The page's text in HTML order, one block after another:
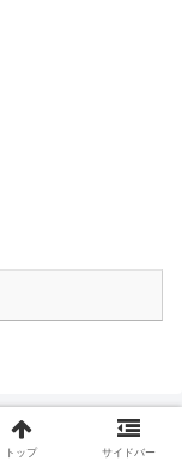
トップ サイドバー